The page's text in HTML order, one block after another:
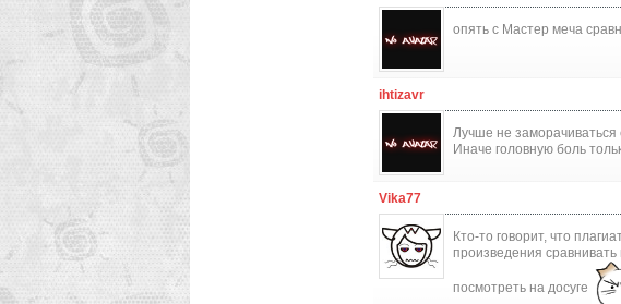
опять с Мастер меча
ihtizavr
Лучше не
Иначе головную боль
Vika77
Кто-то говорит, что
произведения сравнивать
посмотреть на досуге